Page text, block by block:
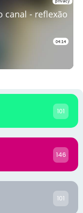
101
146
101